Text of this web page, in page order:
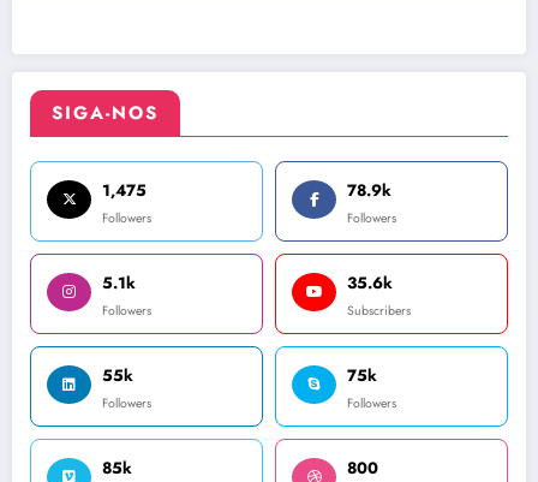
SIGA-NOS
1,475
Followers
78.9k
Followers
5.1k
Followers
35.6k
Subscribers
55k
Followers
75k
Followers
85k 800